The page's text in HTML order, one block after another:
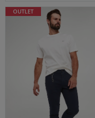
OUTLET